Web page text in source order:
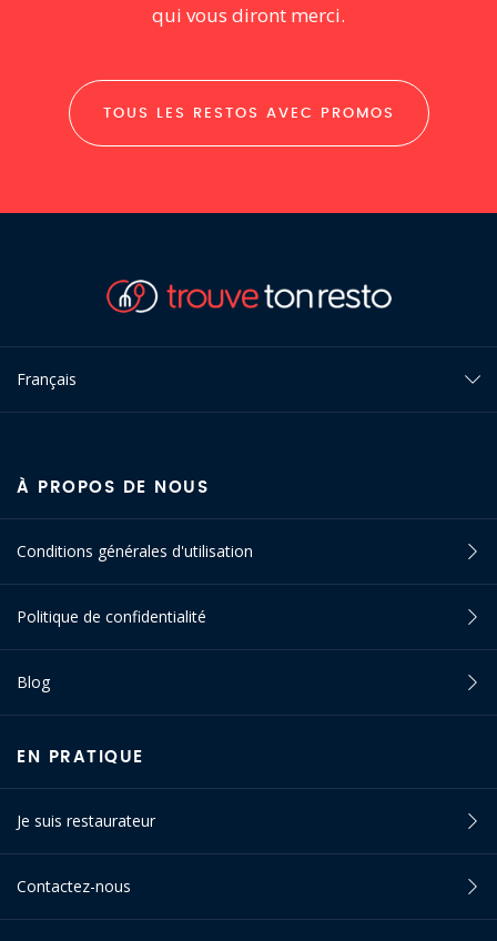
qui vous diront merci.
TOUS LES RESTOS AVEC PROMOS
Français
À PROPOS DE NOUS
Conditions générales d'utilisation
Politique de confidentialité
Blog
EN PRATIQUE
Je suis restaurateur
Contactez-nous